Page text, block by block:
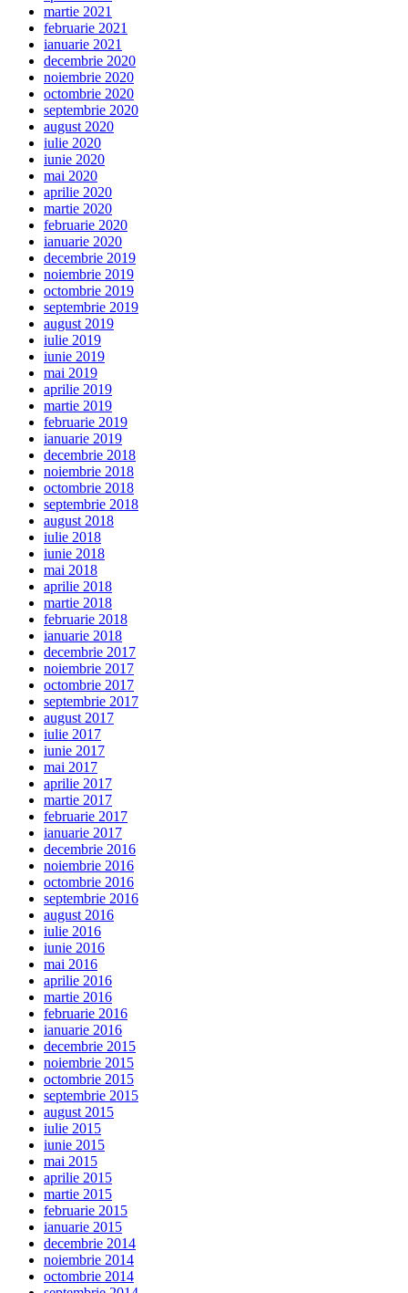
martie 2021
februarie 2021
ianuarie 2021
decembrie 2020
noiembrie 2020
octombrie 2020
septembrie 2020
august 2020
iulie 2020
iunie 2020
mai 2020
aprilie 2020
martie 2020
februarie 2020
ianuarie 2020
decembrie 2019
noiembrie 2019
octombrie 2019
septembrie 2019
august 2019
iulie 2019
iunie 2019
mai 2019
aprilie 2019
martie 2019
februarie 2019
ianuarie 2019
decembrie 2018
noiembrie 2018
octombrie 2018
septembrie 2018
august 2018
iulie 2018
iunie 2018
mai 2018
aprilie 2018
martie 2018
februarie 2018
ianuarie 2018
decembrie 2017
noiembrie 2017
octombrie 2017
septembrie 2017
august 2017
iulie 2017
iunie 2017
mai 2017
aprilie 2017
martie 2017
februarie 2017
ianuarie 2017
decembrie 2016
noiembrie 2016
octombrie 2016
septembrie 2016
august 2016
iulie 2016
iunie 2016
mai 2016
aprilie 2016
martie 2016
februarie 2016
ianuarie 2016
decembrie 2015
noiembrie 2015
octombrie 2015
septembrie 2015
august 2015
iulie 2015
iunie 2015
mai 2015
aprilie 2015
martie 2015
februarie 2015
ianuarie 2015
decembrie 2014
noiembrie 2014
octombrie 2014